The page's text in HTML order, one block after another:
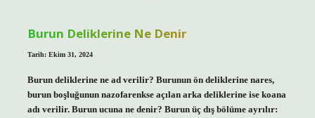
Burun Deliklerine Ne Denir
Tarih: Ekim 31, 2024
Burun deliklerine ne ad verilir? Burunun ön deliklerine nares,
burun boşluğunun nazofarenkse açılan arka deliklerine ise koana
adı verilir. Burun ucuna ne denir? Burun üç dış bölüme ayrılır: